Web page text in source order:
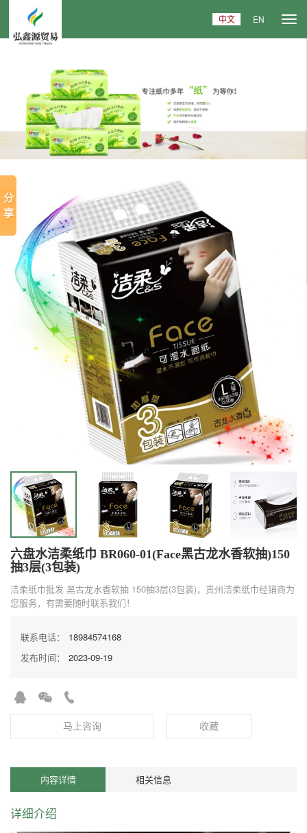
中文 EN
六盘水洁柔纸巾 BR060-01(Face黑古龙水香软抽)150
抽3层(3包装)
洁柔纸巾批发 黑古龙水香软抽 150抽3层(3包装)，贵州洁柔纸巾经销商为
您服务，有需要随时联系我们！
联系电话：
18984574168
发布时间：
2023-09-19
马上咨询 收藏
内容详情 相关信息
详细介绍